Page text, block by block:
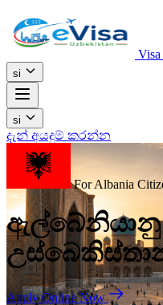
Visa
si
si
දැන් අයදුම් කරන්න
For Albania
ඇල්බේනියානු
Apply Online Now